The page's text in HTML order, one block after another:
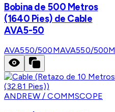
Bobina de 500 Metros
(1640 Pies) de Cable
AVA5-50
AVA550/500MAVA550/500M
ANDREW / COMMSCOPE